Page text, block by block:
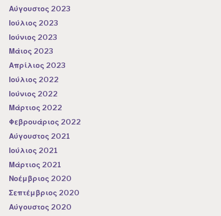
Αύγουστος 2023
Ιούλιος 2023
Ιούνιος 2023
Μάιος 2023
Απρίλιος 2023
Ιούλιος 2022
Ιούνιος 2022
Μάρτιος 2022
Φεβρουάριος 2022
Αύγουστος 2021
Ιούλιος 2021
Μάρτιος 2021
Νοέμβριος 2020
Σεπτέμβριος 2020
Αύγουστος 2020